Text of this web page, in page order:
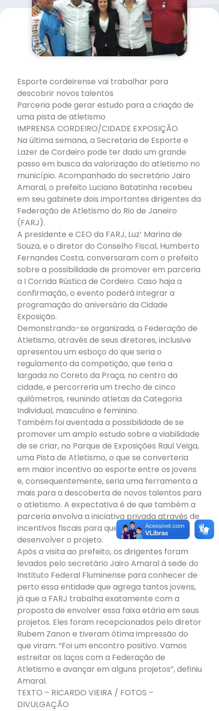
Esporte cordeirense vai trabalhar para
descobrir novos talentos
Parceria pode gerar estudo para a criação de
uma pista de atletismo
IMPRENSA CORDEIRO/CIDADE EXPOSIÇÃO
Na última semana, a Secretaria de Esporte e
Lazer de Cordeiro pode ter dado um grande
passo em busca da valorização do atletismo no
município. Acompanhado do secretário Jairo
Amaral, o prefeito Luciano Batatinha recebeu
em seu gabinete dois importantes dirigentes da
Federação de Atletismo do Rio de Janeiro
(FARJ).
A presidente e CEO da FARJ, Luz’ Marina de
Souza, e o diretor do Conselho Fiscal, Humberto
Fernandes Costa, conversaram com o prefeito
sobre a possibilidade de promover em parceria
a I Corrida Rústica de Cordeiro. Caso haja a
confirmação, o evento poderá integrar a
programação do aniversário da Cidade
Exposição.
Demonstrando-se organizada, a Federação de
Atletismo, através de seus diretores, inclusive
apresentou um esboço do que seria o
regulamento da competição, que teria a
largada no Coreto da Praça, no centro da
cidade, e percorreria um trecho de cinco
quilômetros, reunindo atletas da Categoria
Individual, masculino e feminino.
Também foi aventada a possibilidade de se
promover um amplo estudo sobre a viabilidade
de se criar, no Parque de Exposições Raul Veiga,
uma Pista de Atletismo, o que se converteria
em maior incentivo ao esporte entre os jovens
e, consequentemente, seria uma ferramenta a
mais para a descoberta de novos talentos para
o atletismo. A expectativa é de que também a
parceria envolva a iniciativa privada através de
incentivos fiscais para que seja possível
desenvolver o projeto.
Após a visita ao prefeito, os dirigentes foram
levados pelo secretário Jairo Amaral à sede do
Instituto Federal Fluminense para conhecer de
perto essa entidade que agrega tantos jovens,
já que a FARJ trabalha exatamente com a
proposta de envolver essa faixa etária em seus
projetos. Eles foram recepcionados pelo diretor
Rubem Zanon e tiveram ótima impressão do
que viram. “Foi um encontro positivo. Vamos
estreitar os laços com a Federação de
Atletismo e avançar em alguns projetos”, definiu
Amaral.
TEXTO – RICARDO VIEIRA / FOTOS –
DIVULGAÇÃO